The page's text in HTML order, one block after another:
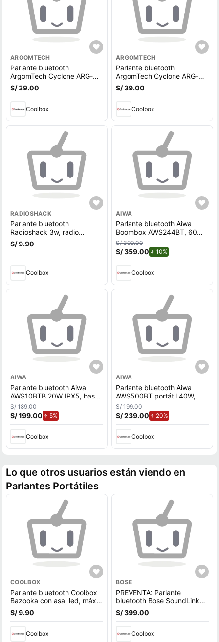
ARGOMTECH
Parlante bluetooth
ArgomTech Cyclone ARG-
SP-2803RD 3W, hasta 8
horas de reproducción, rojo
S/ 39.00
Coolbox
ARGOMTECH
Parlante bluetooth
ArgomTech Cyclone ARG-
SP-2803BK 3W, hasta 8
horas de reproducción,
S/ 39.00
Coolbox
RADIOSHACK
Parlante bluetooth
Radioshack 3w, radio
am/fm, máx. 4 horas, azul
S/ 9.90
Coolbox
AIWA
Parlante bluetooth Aiwa
Boombox AWS244BT, 60W,
resistente al agua IPX6,
hasta 8 horas de
reproducción, negro
S/ 399.00
S/ 359.00 10%de descuento.
Coolbox
AIWA
Parlante bluetooth Aiwa
AWS10BTB 20W IPX5, hasta
10 horas de reproducción,
negro
S/ 189.00
S/ 199.00 5%
Coolbox
AIWA
Parlante bluetooth Aiwa
AWS500BT portátil 40W,
hasta 2 horas de
reproducción, negro
S/ 199.00
S/ 239.00 20%de aumento.
Coolbox
Lo que otros usuarios están viendo en
Parlantes Portátiles
COOLBOX
Parlante bluetooth Coolbox
Bazooka con asa, led, máx.
2 horas
S/ 9.90
Coolbox
BOSE
PREVENTA: Parlante
bluetooth Bose SoundLink
Flex 1ra Gen, Bluetooth 5.3,
hasta 12h, IP67, batería
agua, negro (reempacado)
S/ 399.00
Coolbox